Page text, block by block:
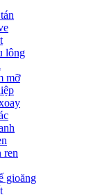
lông
mỡ
ren
gioăng